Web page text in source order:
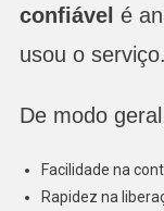
confiável é
usou o serviço.
De modo
Facilidade na
Rapidez na